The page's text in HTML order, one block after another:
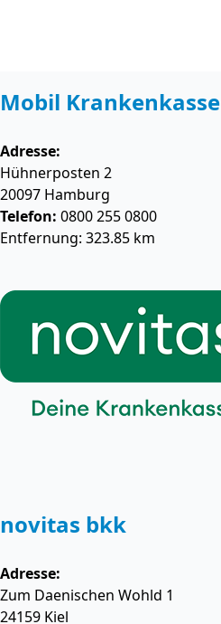
Mobil Krankenkasse
Adresse:
Hühnerposten 2
20097 Hamburg
Telefon: 0800 255 0800
Entfernung: 323.85 km
novitas bkk
Adresse:
Zum Daenischen Wohld 1
24159 Kiel